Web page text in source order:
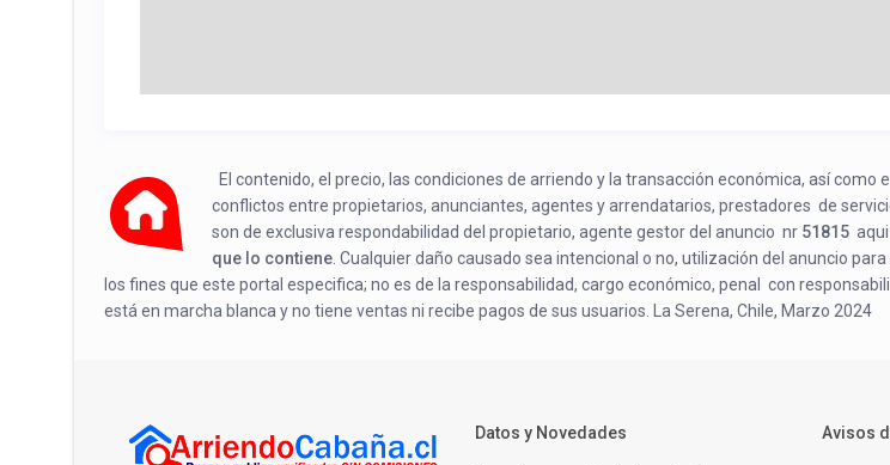
El contenido, el precio, las condiciones de arriendo y la transacción económica, así
conflictos entre propietarios, anunciantes, agentes y arrendatarios, prestadores de
son de exclusiva respondabilidad del propietario, agente gestor del anuncio nr 51815
que lo contiene . Cualquier daño causado sea intencional o no, utilización del anuncio
los fines que este portal especifica; no es de la responsabilidad, cargo económico, penal con
está en marcha blanca y no tiene ventas ni recibe pagos de sus usuarios. La Serena, Chile, Marzo 2024
Datos y Novedades Avisos